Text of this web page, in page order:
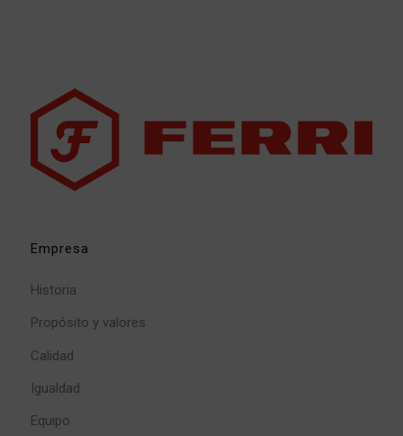
Empresa
Historia
Propósito y valores
Calidad
Igualdad
Equipo